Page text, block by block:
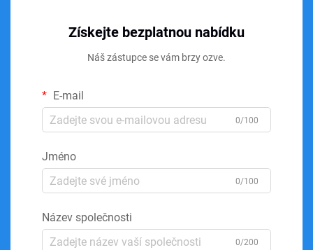
Získejte bezplatnou nabídku
Náš zástupce se vám brzy ozve.
E-mail
0/100
Jméno
0/100
Název společnosti
0/200